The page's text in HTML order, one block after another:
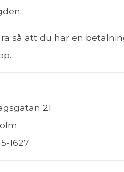
så att du har en
21
1627